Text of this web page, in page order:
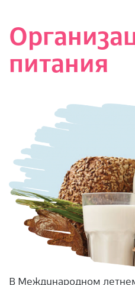
питания
В Международном